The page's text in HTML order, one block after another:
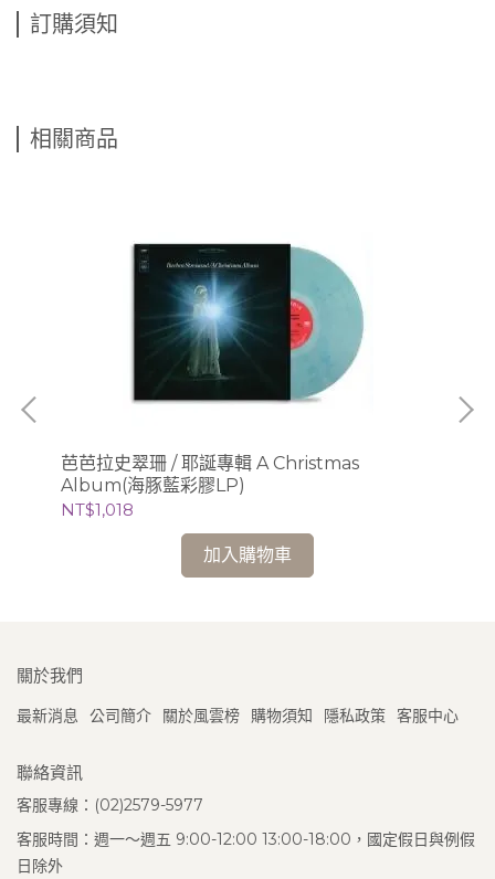
訂購須知
相關商品
芭芭拉史翠珊 / 耶誕專輯 A Christmas
Album(海豚藍彩膠LP)
NT$1,018
加入購物車
關於我們
最新消息 公司簡介 關於風雲榜 購物須知 隱私政策 客服中心
聯絡資訊
客服專線：(02)2579-5977
客服時間：週一～週五 9:00-12:00 13:00-18:00，國定假日與例假
日除外